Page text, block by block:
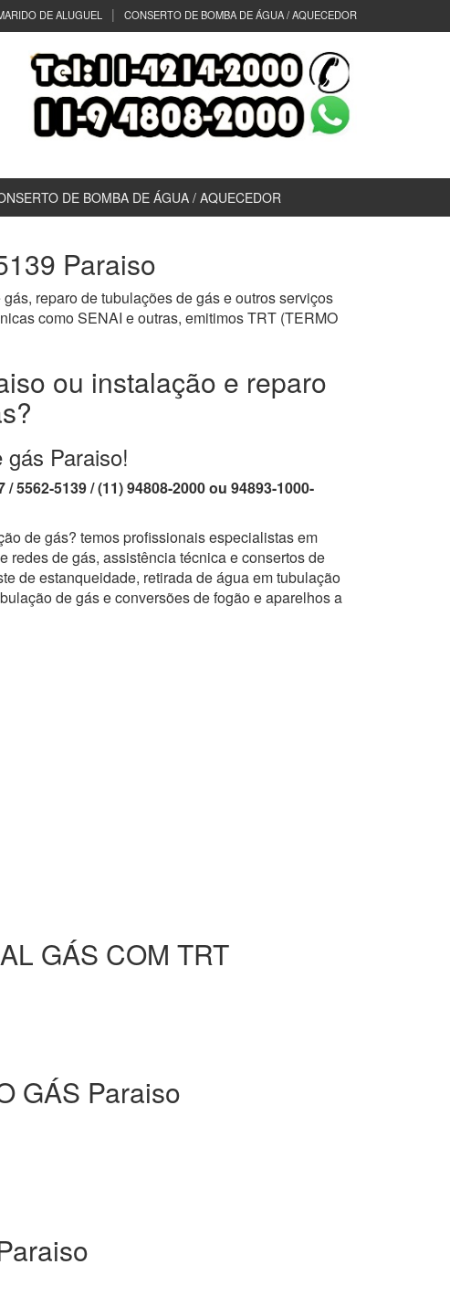
DE ALUGUEL CONSERTO DE BOMBA DE ÁGUA / AQUECEDOR
DE BOMBA DE ÁGUA / AQUECEDOR
Paraiso
reparo de tubulações de gás e outros serviços
como SENAI e outras, emitimos TRT (TERMO
ou instalação e reparo
Paraiso!
5562-5139 / (11) 94808-2000 ou 94893-1000-
de gás? temos profissionais especialistas em
redes de gás, assistência técnica e consertos de
de estanqueidade, retirada de água em tubulação
de gás e conversões de fogão e aparelhos a
GÁS COM TRT
GÁS Paraiso